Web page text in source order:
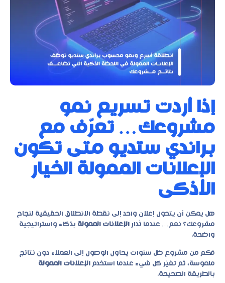
إذا أردت تسريع نمو
مشروعك… تعرّف مع
براندي ستديو متى تكون
الإعلانات الممولة الخيار
الأذكى
هل يمكن أن يتحول إعلان واحد إلى نقطة الانطلاق الحقيقية لنجاح
مشروعك؟ نعم… عندما تُدار الإعلانات الممولة بذكاء واستراتيجية
واضحة.
فكم من مشروع ظل سنوات يحاول الوصول إلى العملاء دون نتائج
ملموسة، ثم تغيّر كل شيء عندما استخدم الإعلانات الممولة
بالطريقة الصحيحة.